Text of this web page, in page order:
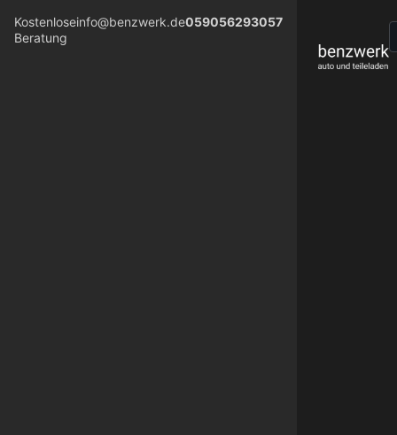
Kostenlose
Beratung
info@benzwerk.de059056293057